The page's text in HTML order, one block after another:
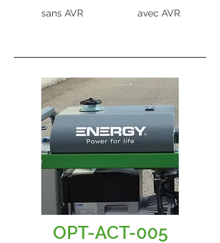
sans AVR avec AVR
OPT-ACT-005